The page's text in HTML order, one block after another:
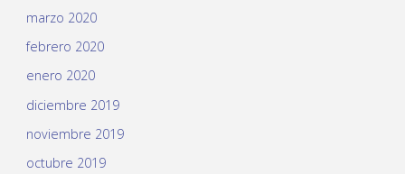
marzo 2020
febrero 2020
enero 2020
diciembre 2019
noviembre 2019
octubre 2019